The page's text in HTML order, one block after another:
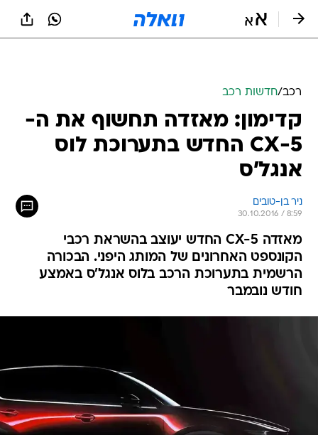
רכב/חדשות רכב
קדימון: מאזדה תחשוף את ה-
CX-5 החדש בתערוכת לוס
אנגל'ס
ניר בן-טובים
30.10.2016 / 8:59
מאזדה CX-5 החדש יעוצב בהשראת רכבי
הקונספט האחרונים של המותג היפני. הבכורה
הרשמית בתערוכת הרכב בלוס אנגל'ס באמצע
חודש נובמבר